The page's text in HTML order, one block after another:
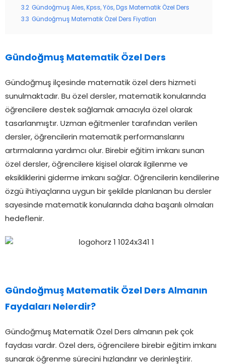
3.2 Gündoğmuş Ales, Kpss, Yös, Dgs Matematik Özel Ders
3.3 Gündoğmuş Matematik Özel Ders Fiyatları
Gündoğmuş Matematik Özel Ders
Gündoğmuş ilçesinde matematik özel ders hizmeti
sunulmaktadır. Bu özel dersler, matematik konularında
öğrencilere destek sağlamak amacıyla özel olarak
tasarlanmıştır. Uzman eğitmenler tarafından verilen
dersler, öğrencilerin matematik performanslarını
artırmalarına yardımcı olur. Birebir eğitim imkanı sunan
özel dersler, öğrencilere kişisel olarak ilgilenme ve
eksikliklerini giderme imkanı sağlar. Öğrencilerin kendilerine
özgü ihtiyaçlarına uygun bir şekilde planlanan bu dersler
sayesinde matematik konularında daha başarılı olmaları
hedeflenir.
Gündoğmuş Matematik Özel Ders Almanın
Faydaları Nelerdir?
Gündoğmuş Matematik Özel Ders almanın pek çok
faydası vardır. Özel ders, öğrencilere birebir eğitim imkanı
sunarak öğrenme sürecini hızlandırır ve derinleştirir.